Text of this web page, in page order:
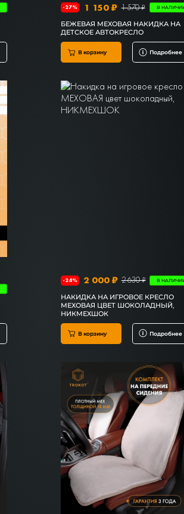
-27% 1 150 ₽ 1 570 ₽ В
БЕЖЕВАЯ МЕХОВАЯ НАКИДКА НА
ДЕТСКОЕ АВТОКРЕСЛО
В корзину Подробнее
-24% 2 000 ₽ 2 630 ₽ В
НАКИДКА НА ИГРОВОЕ КРЕСЛО
МЕХОВАЯ ЦВЕТ ШОКОЛАДНЫЙ,
НИКМЕХШОК
В корзину Подробнее